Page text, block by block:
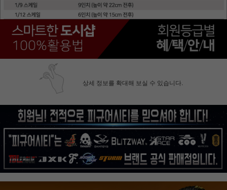
상세 정보를 확대해 보실 수 있습니다.